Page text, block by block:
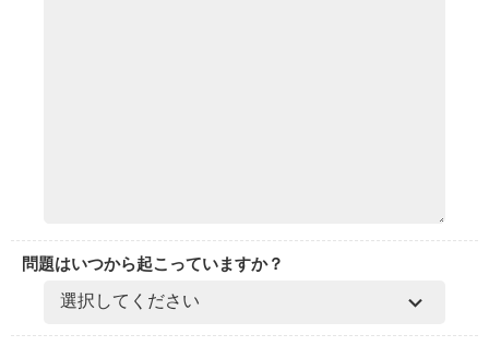
問題はいつから起こっていますか？